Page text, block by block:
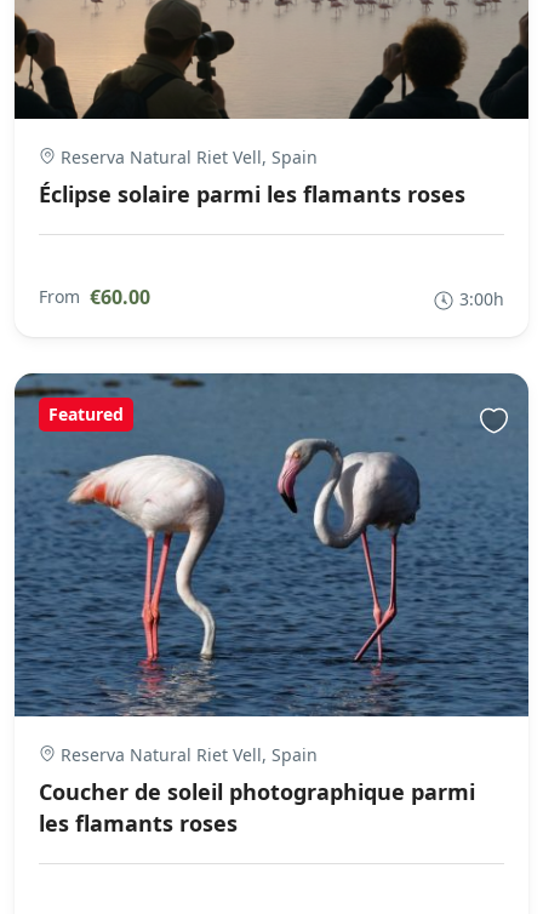
Reserva Natural Riet Vell, Spain
Éclipse solaire parmi les flamants roses
From €60.00 3:00h
Featured
Reserva Natural Riet Vell, Spain
Coucher de soleil photographique parmi
les flamants roses